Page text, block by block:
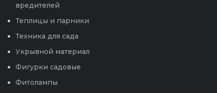
вредителей
Теплицы и парники
Техника для сада
Укрывной материал
Фигурки садовые
Фитолампы